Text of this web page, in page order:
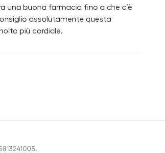
una buona farmacia fino a che c’è
assolutamente questa
più cordiale.